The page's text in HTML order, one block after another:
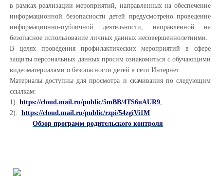
в рамках реализации мероприятий, направленных на обеспечение
информационной безопасности детей предусмотрено проведение
информационно-публичной деятельности, направленной на
безопасное использование личных данных несовершеннолетними.
В целях проведения профилактических мероприятий в сфере
защиты персональных данных просим ознакомиться с обучающими
видеоматериалами о безопасности детей в сети Интернет.
Материалы доступны для просмотра и скачивания по следующим
ссылкам:
1). https://cloud.mail.ru/public/5mBB/4TS6uAUR9,
2). https://cloud.mail.ru/public/rzpi/54zgiVi1M
Обзор программ родительского контроля